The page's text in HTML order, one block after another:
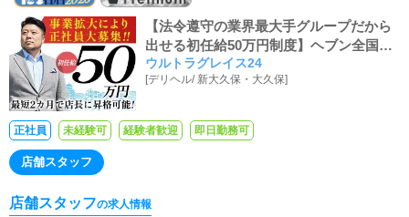
【法令遵守の業界最大手グループだから
出せる初任給50万円制度】ヘブン全国総
合1位、ヘブンプレミアム全国1位、日本
を代表する業界最大手！ウルトラグルー
あるアナタなら積極的に昇給・昇格させ
ることを約束します！！風俗のお仕事が
ウルトラグレイス24
[デリヘル/ 新大久保・大久保]
正社員 未経験可 経験者歓迎 即日勤務可
店舗スタッフ
店舗スタッフの求人情報